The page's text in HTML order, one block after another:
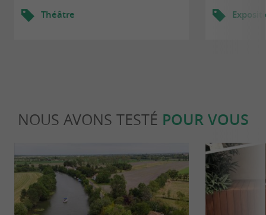
Théâtre
NOUS AVONS TESTÉ POUR VOUS